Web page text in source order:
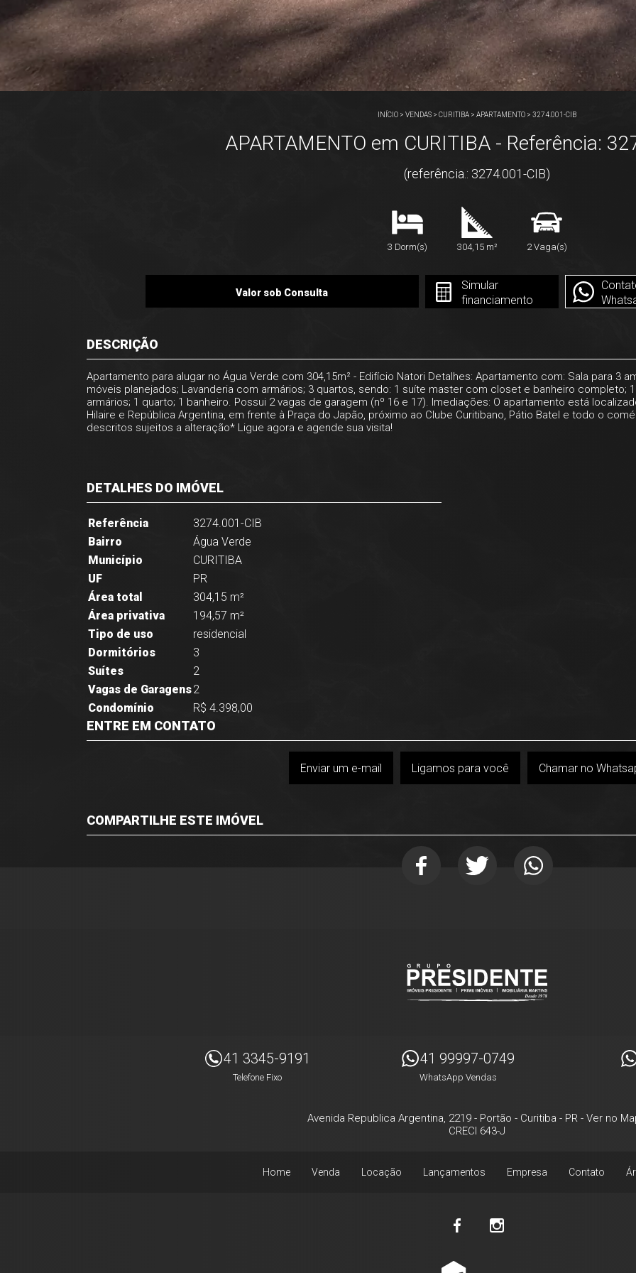
INÍCIO > VENDAS > CURITIBA > APARTAMENTO > 3274.001-CIB
APARTAMENTO em CURITIBA - Referência:
(referência.: 3274.001-CIB)
3 Dorm(s) 304,15 m² 2 Vaga(s)
Valor sob Consulta
Simular
financiamento
DESCRIÇÃO
Apartamento para alugar no Água Verde com 304,15m² - Edifício Natori Detalhes: Apartamento com: Sala para 3
móveis planejados; Lavanderia com armários; 3 quartos, sendo: 1 suíte master com closet e banheiro completo;
armários; 1 quarto; 1 banheiro. Possui 2 vagas de garagem (nº 16 e 17). Imediações: O apartamento está
Hilaire e República Argentina, em frente à Praça do Japão, próximo ao Clube Curitibano, Pátio Batel e todo o
descritos sujeitos a alteração* Ligue agora e agende sua visita!
DETALHES DO IMÓVEL
Referência
3274.001-CIB
Bairro
Água Verde
Município
CURITIBA
UF
PR
Área total
304,15 m²
Área privativa
194,57 m²
Tipo de uso
residencial
Dormitórios
3
Suítes
2
Vagas de Garagens2
Condomínio
R$ 4.398,00
ENTRE EM CONTATO
Enviar um e-mail Ligamos para você Chamar no
COMPARTILHE ESTE IMÓVEL
41 3345-9191
Telefone Fixo
41 99997-0749
WhatsApp Vendas
Avenida Republica Argentina, 2219 - Portão - Curitiba - PR - Ver no
CRECI 643-J
Home Venda Locação Lançamentos Empresa Contato